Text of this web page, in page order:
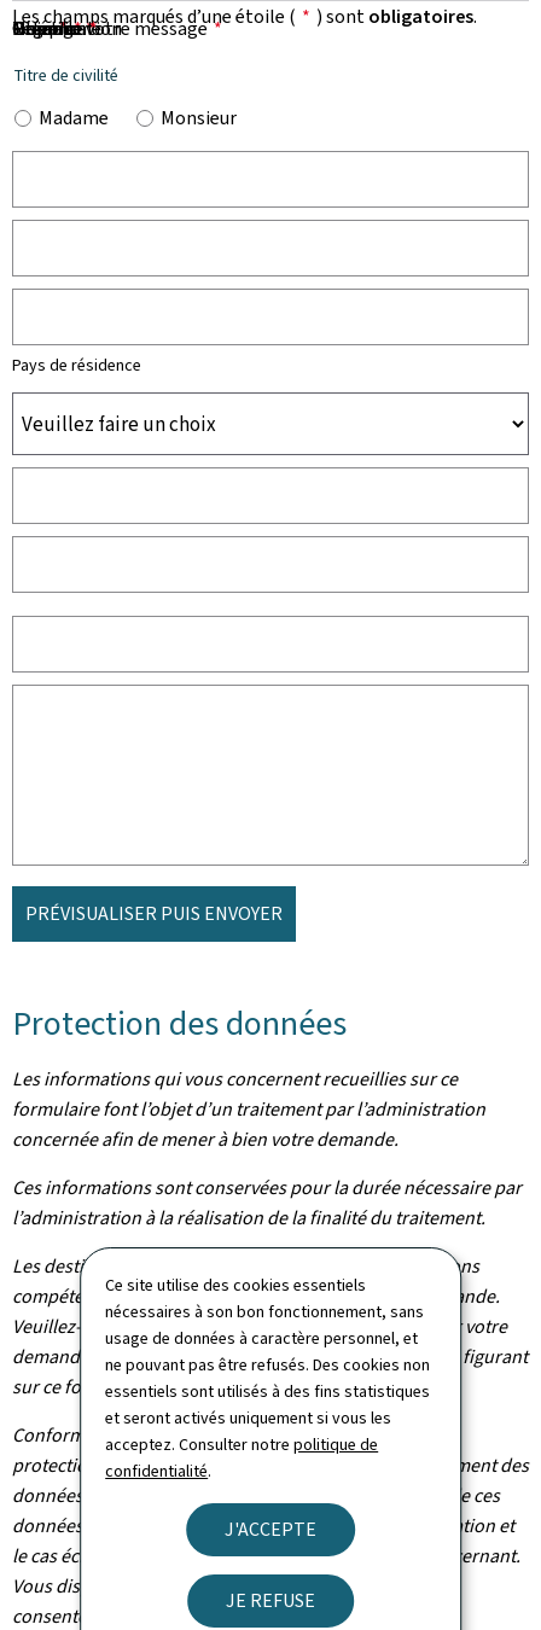
Ce site utilise des cookies essentiels
nécessaires à son bon fonctionnement, sans
usage de données à caractère personnel, et
ne pouvant pas être refusés. Des cookies non
essentiels sont utilisés à des fins statistiques
et seront activés uniquement si vous les
acceptez. Consulter notrepolitique de
confidentialité.
J'ACCEPTE
JE REFUSE
Les champs marqués d’une étoile ( * ) sontobligatoires.
Titre de civilité
Madame Monsieur
Prénom *
Nom *
Organisation
Pays de résidence
E-mail *
Téléphone
Objet de votre message *
Message *
PRÉVISUALISER PUIS ENVOYER
Protection des données
Les informations qui vous concernent recueillies sur ce
formulaire font l’objet d’un traitement par l’administration
concernée afin de mener à bien votre demande.
Ces informations sont conservées pour la durée nécessaire par
l’administration à la réalisation de la finalité du traitement.
Les destinataires de vos données sont les administrations
compétentes dans le cadre du traitement de votre demande.
Veuillez-vous adresser à l’administration concernée par votre
demande pour connaître les destinataires des données figurant
sur ce formulaire.
Conformément au règlement (UE) 2016/679 relatif à la
protection des personnes physiques à l'égard du traitement des
données à caractère personnel et à la libre circulation de ces
données, vous bénéficiez d’un droit d’accès, de rectification et
le cas échéant d’effacement des informations vous concernant.
Vous disposez également du droit de retirer votre
consentement à tout moment.